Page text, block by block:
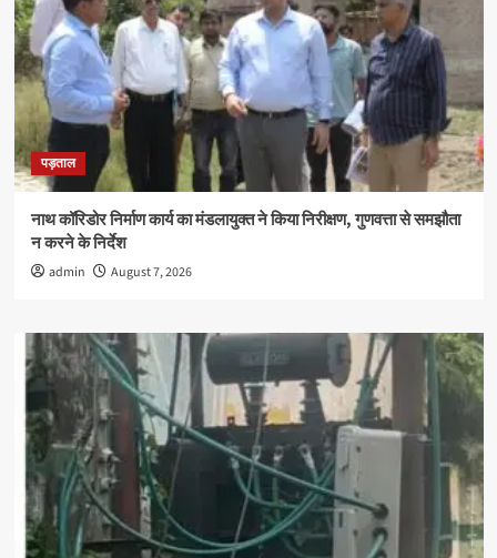
पड़ताल
नाथ कॉरिडोर निर्माण कार्य का मंडलायुक्त ने किया निरीक्षण, गुणवत्ता से समझौता
न करने के निर्देश
admin August 7, 2026